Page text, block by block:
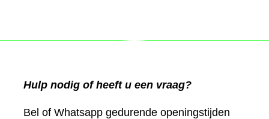
Hulp nodig of heeft u een vraag?
Bel of Whatsapp gedurende openingstijden